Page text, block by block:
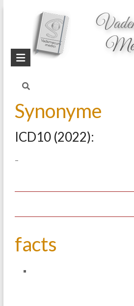
topheader
Startseite
Helicobacter
Synonyme
ICD10 (2022):
–
facts